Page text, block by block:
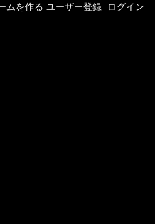
ムを作る ユーザー登録 ログイン